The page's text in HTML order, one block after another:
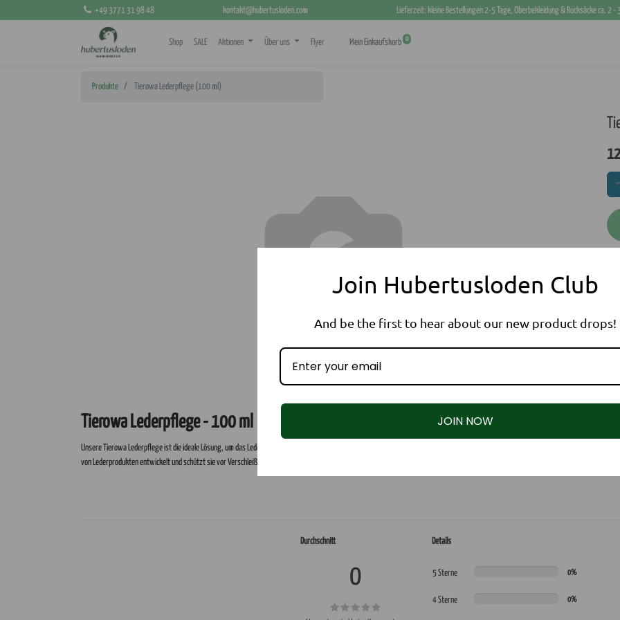
+49 3771 31 98 48 kontakt@hubertusloden.com Lieferzeit: kleine Bestellungen 2-5 Tage, Oberbekleidung & Rucksäcke ca. 2 -
Shop SALE Aktionen Über uns Flyer Mein Einkaufskorb 0
Produkte Tierowa Lederpflege (100 ml)
Tierowa Lederpflege - 100 ml
Unsere Tierowa Lederpflege ist die ideale Lösung, um das Leder Ihrer Lieblingsstücke in Bestform zu halten. Diese hochwertige Pflegecreme wurde speziell für die Bedürfnisse
von Lederprodukten entwickelt und schützt sie vor Verschleiß, Feuchtigkeit und Alterung.
Durchschnitt
0
Details
5 Sterne 0%
4 Sterne 0%
Join Hubertusloden Club
And be the first to hear about our new product drops!
JOIN NOW